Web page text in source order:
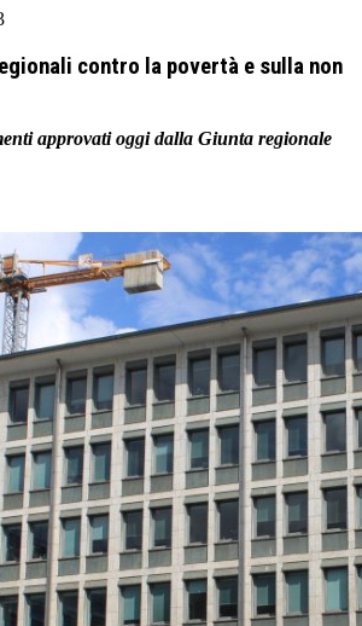
contro la povertà e sulla non
approvati oggi dalla Giunta regionale